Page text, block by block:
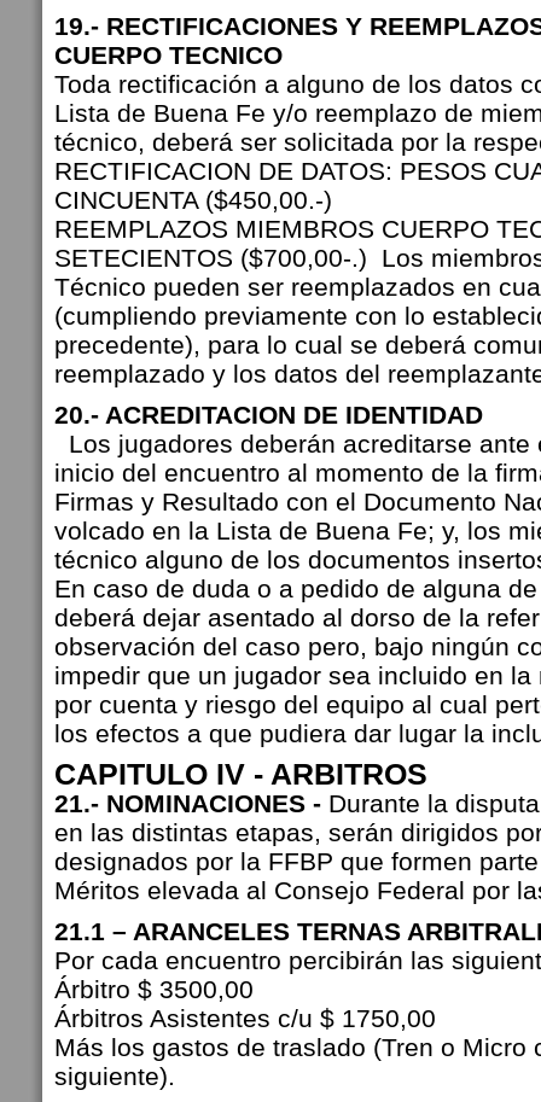
19.- RECTIFICACIONES Y
CUERPO TECNICO
Toda rectificación a alguno de los datos
Lista de Buena Fe y/o reemplazo de
técnico, deberá ser solicitada por la
RECTIFICACION DE DATOS: PESOS
CINCUENTA ($450,00.-)
REEMPLAZOS MIEMBROS CUERPO
SETECIENTOS ($700,00-.) Los
Técnico pueden ser reemplazados en
(cumpliendo previamente con lo
precedente), para lo cual se deberá
reemplazado y los datos del
20.- ACREDITACION DE IDENTIDAD
Los jugadores deberán acreditarse ante
inicio del encuentro al momento de la
Firmas y Resultado con el Documento
volcado en la Lista de Buena Fe; y, los
técnico alguno de los documentos
En caso de duda o a pedido de alguna
deberá dejar asentado al dorso de la
observación del caso pero, bajo ningún
impedir que un jugador sea incluido en
por cuenta y riesgo del equipo al cual
los efectos a que pudiera dar lugar la
CAPITULO IV - ARBITROS
21.- NOMINACIONES - Durante la
en las distintas etapas, serán dirigidos
designados por la FFBP que formen
Méritos elevada al Consejo Federal por
21.1 – ARANCELES TERNAS
Por cada encuentro percibirán las
Árbitro $ 3500,00
Árbitros Asistentes c/u $ 1750,00
Más los gastos de traslado (Tren o Micro
siguiente).